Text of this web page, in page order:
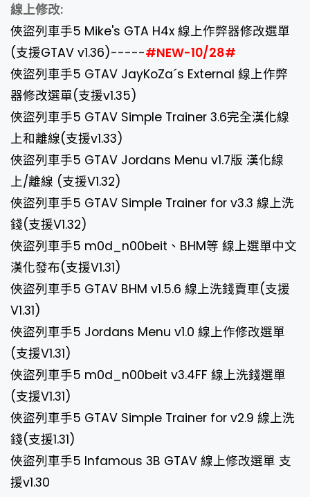
線上修改:
俠盜列車手5 Mike's GTA H4x 線上作弊器修改選單
(支援GTAV v1.36)-----#NEW-10/28#
俠盜列車手5 GTAV JayKoZa´s External 線上作弊
器修改選單(支援v1.35)
俠盜列車手5 GTAV Simple Trainer 3.6完全漢化線
上和離線(支援v1.33)
俠盜列車手5 GTAV Jordans Menu v1.7版 漢化線
上/離線 (支援V1.32)
俠盜列車手5 GTAV Simple Trainer for v3.3 線上洗
錢(支援V1.32)
俠盜列車手5 m0d_n00beit、BHM等 線上選單中文
漢化發布(支援V1.31)
俠盜列車手5 GTAV BHM v1.5.6 線上洗錢賣車(支援
V1.31)
俠盜列車手5 Jordans Menu v1.0 線上作修改選單
(支援V1.31)
俠盜列車手5 m0d_n00beit v3.4FF 線上洗錢選單
(支援V1.31)
俠盜列車手5 GTAV Simple Trainer for v2.9 線上洗
錢(支援1.31)
俠盜列車手5 Infamous 3B GTAV 線上修改選單 支
援v1.30